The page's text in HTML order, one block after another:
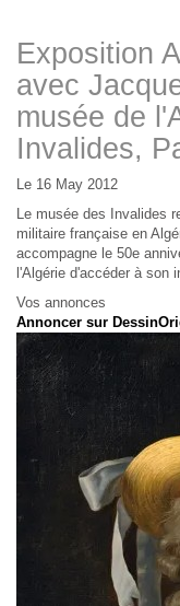
Exposition
avec
musée de
Invalides,
Le 16 May 2012
Le musée des Invalides
militaire française en
accompagne le 50e
l'Algérie d'accéder à son
Vos annonces
Annoncer sur